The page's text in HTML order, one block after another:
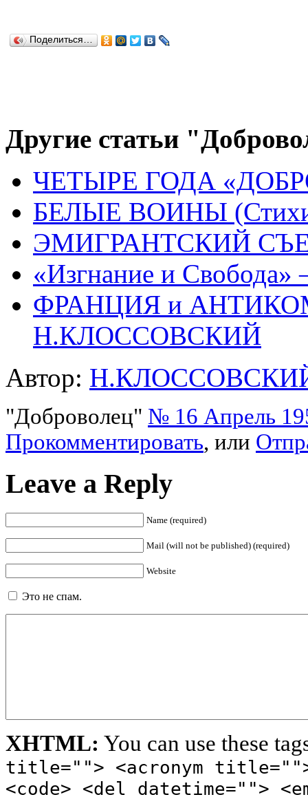
Поделиться…
Другие статьи
ЧЕТЫРЕ ГОДА
БЕЛЫЕ ВОИНЫ
ЭМИГРАНТСКИЙ
«Изгнание и
ФРАНЦИЯ и
H.КЛОССОВСКИЙ
Автор:
"Доброволец" № 16 Апрель
Прокомментировать, или
Leave a Reply
Name (required)
Mail (will not be published) (required)
Website
Это не спам.
XHTML: You can use these
title=""> <acronym
<code> <del datetime="">